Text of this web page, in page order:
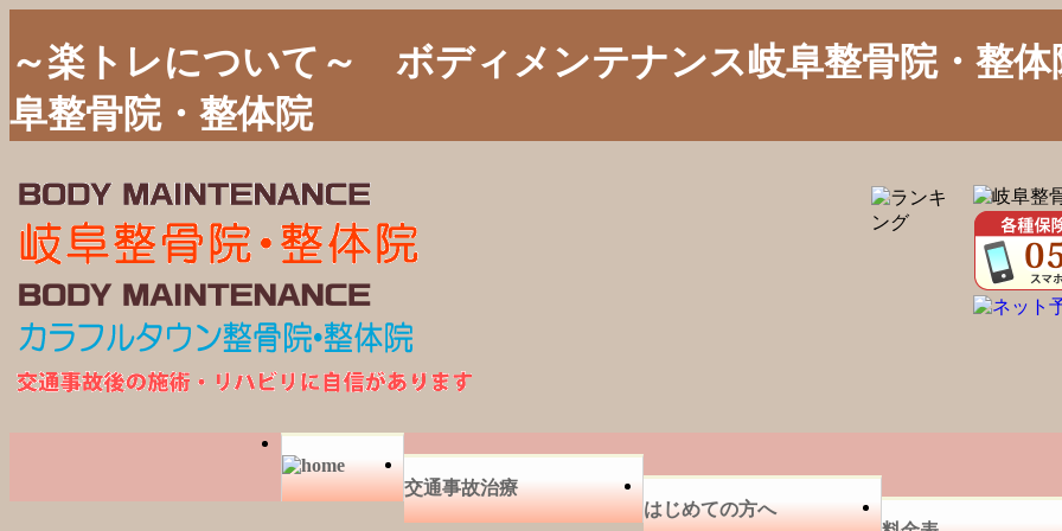
～楽トレについて～ ボディメンテナンス岐阜整骨院・整体
阜整骨院・整体院
交通事故治療
はじめての方へ